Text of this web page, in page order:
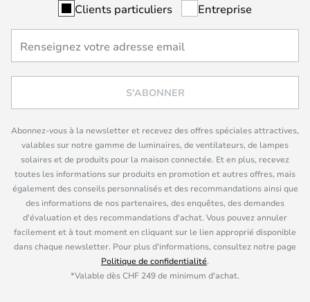
Clients particuliers Entreprise
S'ABONNER
Abonnez-vous à la newsletter et recevez des offres spéciales attractives,
valables sur notre gamme de luminaires, de ventilateurs, de lampes
solaires et de produits pour la maison connectée. Et en plus, recevez
toutes les informations sur produits en promotion et autres offres, mais
également des conseils personnalisés et des recommandations ainsi que
des informations de nos partenaires, des enquêtes, des demandes
d'évaluation et des recommandations d'achat. Vous pouvez annuler
facilement et à tout moment en cliquant sur le lien approprié disponible
dans chaque newsletter. Pour plus d'informations, consultez notre page
Politique de confidentialité.
*Valable dès CHF 249 de minimum d'achat.